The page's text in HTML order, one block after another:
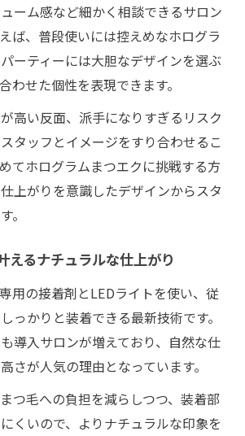
ーム感など細かく相談できるサロン
ば、普段使いには控えめなホログラ
ーティーには大胆なデザインを選ぶ
わせた個性を表現できます。
高い反面、派手になりすぎるリスク
タッフとイメージをすり合わせるこ
てホログラムまつエクに挑戦する方
上がりを意識したデザインからスタ
。
えるナチュラルな仕上がり
用の接着剤とLEDライトを使い、従
っかりと装着できる最新技術です。
導入サロンが増えており、自然な仕
さが人気の理由となっています。
つ毛への負担を減らしつつ、装着部
くいので、よりナチュラルな印象を